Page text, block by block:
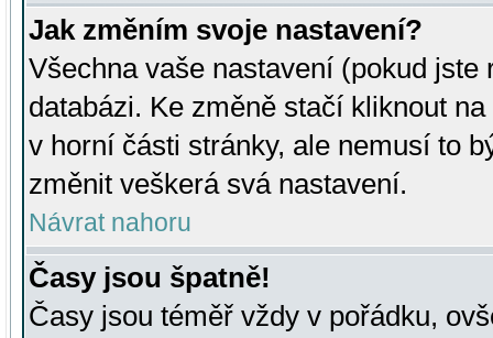
Jak změním svoje nastavení?
Všechna vaše nastavení (pokud
databázi. Ke změně stačí kliknout
v horní části stránky, ale nemusí to
změnit veškerá svá nastavení.
Návrat nahoru
Časy jsou špatně!
Časy jsou téměř vždy v pořádku,